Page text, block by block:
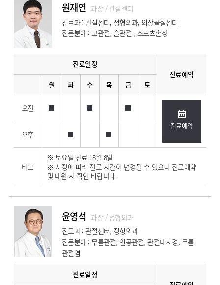
원재연 과장 / 관절센터
진료과 : 관절센터, 정형외과, 외상골절센터
전문분야 : 고관절, 슬관절 , 스포츠손상
진료일정
진료예약
월
화 수 목 금 토
오전
진료예약
오후
비고
※ 토요일 진료 : 8월 8일
※ 사정에 따라 진료 시간이 변경될 수 있으니 진료예약
및 내원 시 확인 바랍니다.
윤영석 과장 / 정형외과
진료과 : 관절센터, 정형외과
전문분야 : 무릎관절, 인공관절, 관절내시경, 무릎
관절염
진료일정